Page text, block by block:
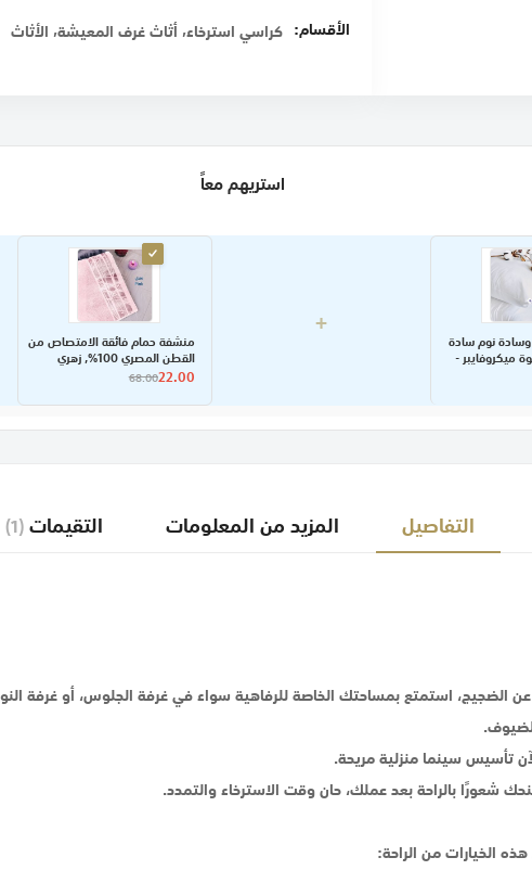
الأقسام: كراسي استرخاء,أثاث غرف المعيشة,الأثاث
استريهم معاً
وسادة نوم سادة
ميكروفايبر -
+
منشفة حمام فائقة الامتصاص من
القطن المصري 100%, زهري
22.00
68.00
التفاصيل
عن الضجيج، استمتع بمساحتك الخاصة للرفاهية سواء في غرفة الجلوس، أو
تأسيس سينما منزلية مريحة.
بالراحة بعد عملك، حان وقت الاسترخاء والتمدد.
الخيارات من الراحة:
المزيد من المعلومات التقيمات1